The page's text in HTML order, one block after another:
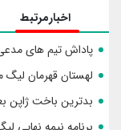
اخبارمرتبط
پاداش تیم های
لهستان قهرمان لیگ
بدترین باخت ژاپن بعد از